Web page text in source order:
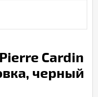
Cardin
черный